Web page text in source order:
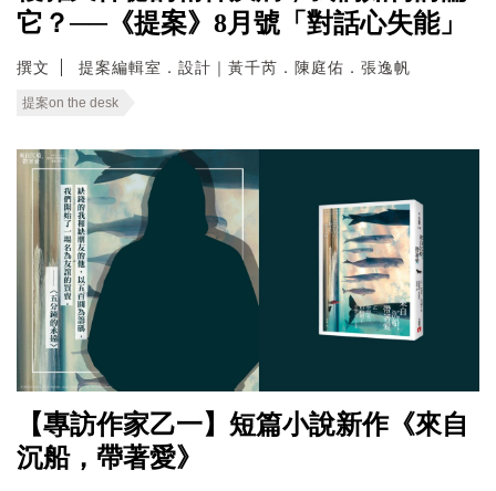
它？──《提案》8月號「對話心失能」
撰文 提案編輯室．設計｜黃千芮．陳庭佑．張逸帆
提案on the desk
【專訪作家乙一】短篇小說新作《來自
沉船，帶著愛》